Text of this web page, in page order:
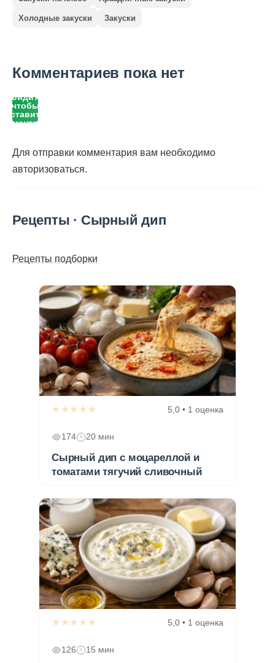
Холодные закуски Закуски
Комментариев пока нет
Войдите,
чтобы
оставить
Для отправки комментария вам необходимо
авторизоваться.
Рецепты · Сырный дип
Рецепты подборки
★★★★★ 5,0 • 1 оценка
174 20 мин
Сырный дип с моцареллой и
томатами тягучий сливочный
★★★★★ 5,0 • 1 оценка
126 15 мин